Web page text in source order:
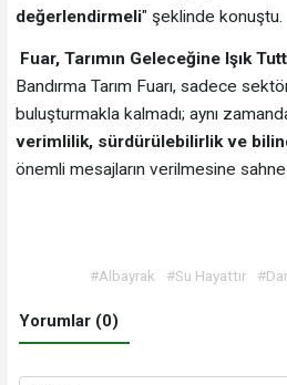
değerlendirmeli" şeklinde konuştu.
Fuar, Tarımın Geleceğine Işık
Bandırma Tarım Fuarı, sadece
buluşturmakla kalmadı; aynı
verimlilik, sürdürülebilirlik ve
önemli mesajların verilmesine
#Albayrak #Su Hayattır
Yorumlar (0)